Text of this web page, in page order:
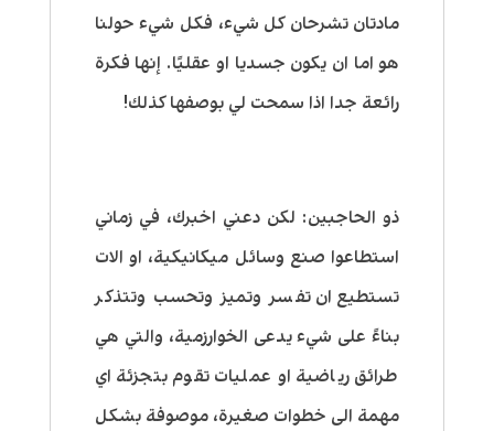
مادتان تشرحان كل شيء، فكل شيء حولنا
هو اما ان يكون جسديا او عقليًا. إنها فكرة
رائعة جدا اذا سمحت لي بوصفها كذلك!
ذو الحاجبين: لكن دعني اخبرك، في زماني
استطاعوا صنع وسائل ميكانيكية، او الات
تستطيع ان تفسر وتميز وتحسب وتتذكر
بناءً على شيء يدعى الخوارزمية، والتي هي
طرائق رياضية او عمليات تقوم بتجزئة اي
مهمة الى خطوات صغيرة، موصوفة بشكل